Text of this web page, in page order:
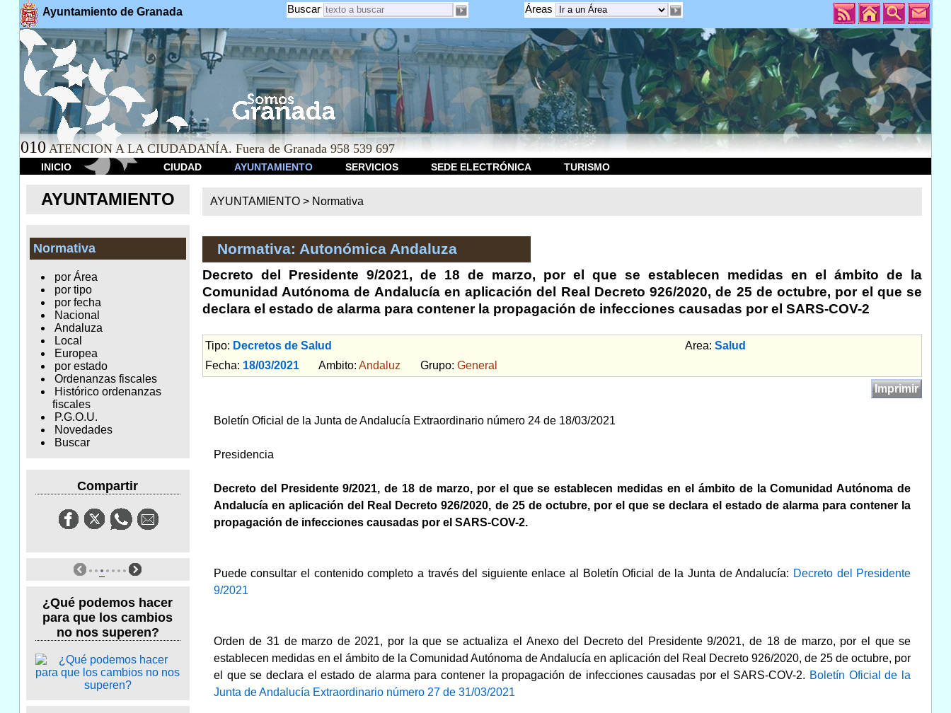
Ayuntamiento de Granada Áreas
Buscar
010 ATENCION A LA CIUDADANÍA. Fuera de Granada 958 539 697
INICIO CIUDAD AYUNTAMIENTO SERVICIOS SEDE ELECTRÓNICA TURISMO
AYUNTAMIENTO
Normativa
por Área
por tipo
por fecha
Nacional
Andaluza
Local
Europea
por estado
Ordenanzas fiscales
Histórico ordenanzas
fiscales
P.G.O.U.
Novedades
Buscar
Compartir
¿Qué podemos hacer
para que los cambios
no nos superen?
AYUNTAMIENTO > Normativa
Normativa: Autonómica Andaluza
Decreto del Presidente 9/2021, de 18 de marzo, por el que se establecen medidas en el ámbito de la
Comunidad Autónoma de Andalucía en aplicación del Real Decreto 926/2020, de 25 de octubre, por el que se
declara el estado de alarma para contener la propagación de infecciones causadas por el SARS-COV-2
Tipo: Decretos de Salud Area: Salud
Fecha: 18/03/2021Ambito: Andaluz Grupo: General
Imprimir
Boletín Oficial de la Junta de Andalucía Extraordinario número 24 de 18/03/2021
Presidencia
Decreto del Presidente 9/2021, de 18 de marzo, por el que se establecen medidas en el ámbito de la Comunidad Autónoma de
Andalucía en aplicación del Real Decreto 926/2020, de 25 de octubre, por el que se declara el estado de alarma para contener la
propagación de infecciones causadas por el SARS-COV-2.
Puede consultar el contenido completo a través del siguiente enlace al Boletín Oficial de la Junta de Andalucía: Decreto del Presidente
9/2021
Orden de 31 de marzo de 2021, por la que se actualiza el Anexo del Decreto del Presidente 9/2021, de 18 de marzo, por el que se
establecen medidas en el ámbito de la Comunidad Autónoma de Andalucía en aplicación del Real Decreto 926/2020, de 25 de octubre, por
el que se declara el estado de alarma para contener la propagación de infecciones causadas por el SARS-COV-2. Boletín Oficial de la
Junta de Andalucía Extraordinario número 27 de 31/03/2021